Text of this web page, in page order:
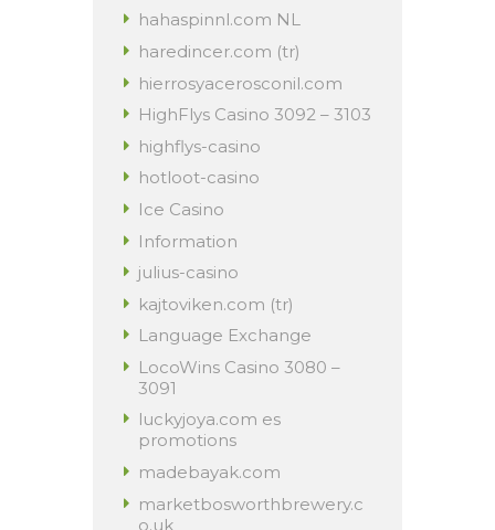
hahaspinnl.com NL
haredincer.com (tr)
hierrosyacerosconil.com
HighFlys Casino 3092 – 3103
highflys-casino
hotloot-casino
Ice Casino
Information
julius-casino
kajtoviken.com (tr)
Language Exchange
LocoWins Casino 3080 –
3091
luckyjoya.com es
promotions
madebayak.com
marketbosworthbrewery.c
o.uk